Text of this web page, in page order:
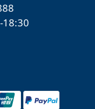
18:30